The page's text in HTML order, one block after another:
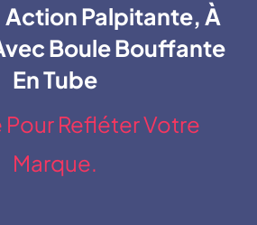
Palpitante, À
Boule Bouffante
En Tube
Pour Refléter Votre
Marque.